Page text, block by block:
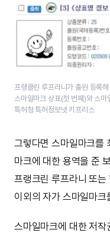
프랭클린 루프라니가 출원 등록
스마일마크 상표(첫 번째)와 스
특허청 특허정보넷 키프리스
그렇다면 스마일마크를
마크에 대한 용역을 준
프랭크린 루프라니 또
이외의 자가 스마일마
스마일마크에 대한 저